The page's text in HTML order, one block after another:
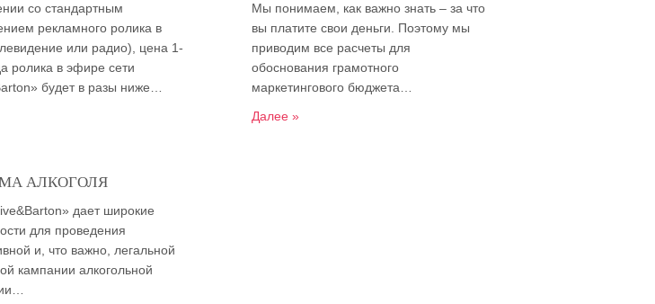
со стандартным
рекламного ролика в
или радио), цена 1-
ролика в эфире сети
будет в разы ниже…
Мы понимаем, как важно знать – за что
вы платите свои деньги. Поэтому мы
приводим все расчеты для
обоснования грамотного
маркетингового бюджета…
Далее »
АЛКОГОЛЯ
дает широкие
для проведения
и, что важно, легальной
кампании алкогольной